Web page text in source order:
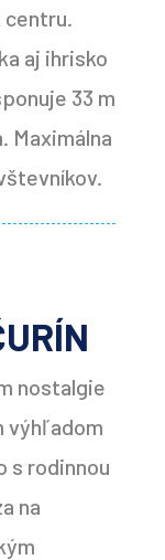
aj ihrisko
33 m
Maximálna
nostalgie
výhľadom
s rodinnou
na